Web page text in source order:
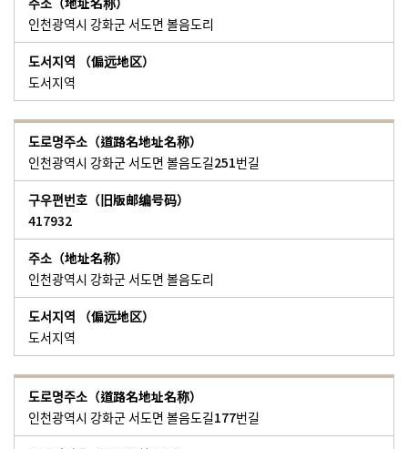
인천광역시 강화군 서도면 볼음도리
도서지역
인천광역시 강화군 서도면 볼음도길251번길
417932
인천광역시 강화군 서도면 볼음도리
도서지역
인천광역시 강화군 서도면 볼음도길177번길